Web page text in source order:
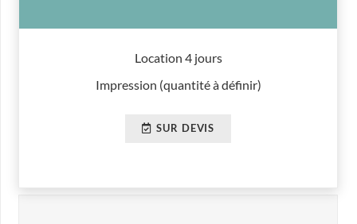
Location 4 jours
Impression (quantité à définir)
SUR DEVIS